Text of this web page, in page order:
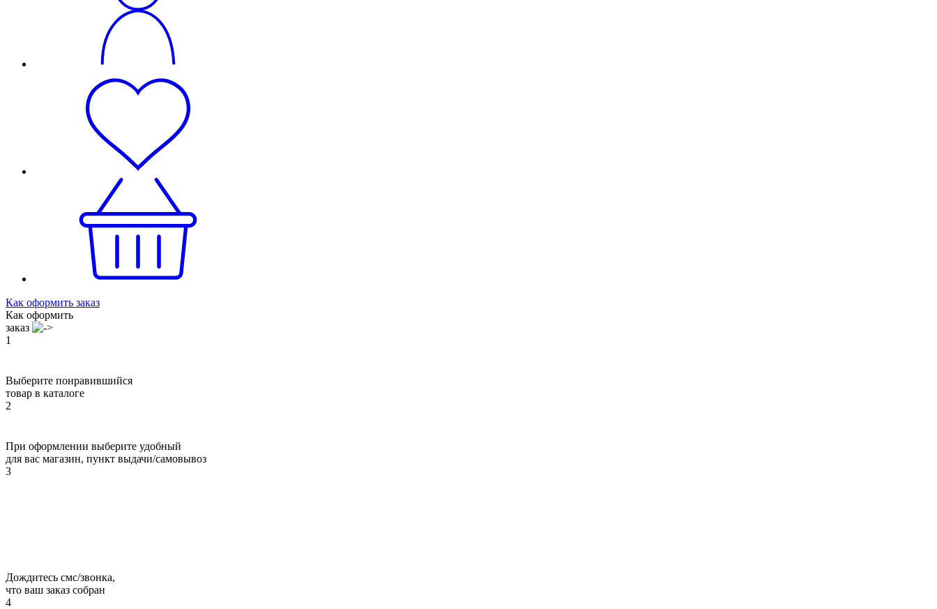
Как оформить заказ
Как оформить
заказ
1
Выберите понравившийся
товар в каталоге
2
При оформлении выберите удобный
для вас магазин, пункт выдачи/самовывоз
3
Дождитесь смс/звонка,
что ваш заказ собран
4